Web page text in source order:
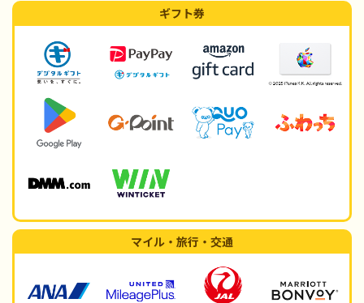
ギフト券
マイル・旅行・交通